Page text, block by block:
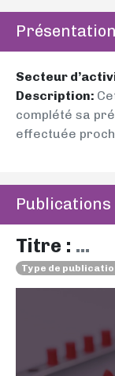
Présentation
Secteur
Description:
complété sa
effectuée
Publications
Titre : ...
Type de